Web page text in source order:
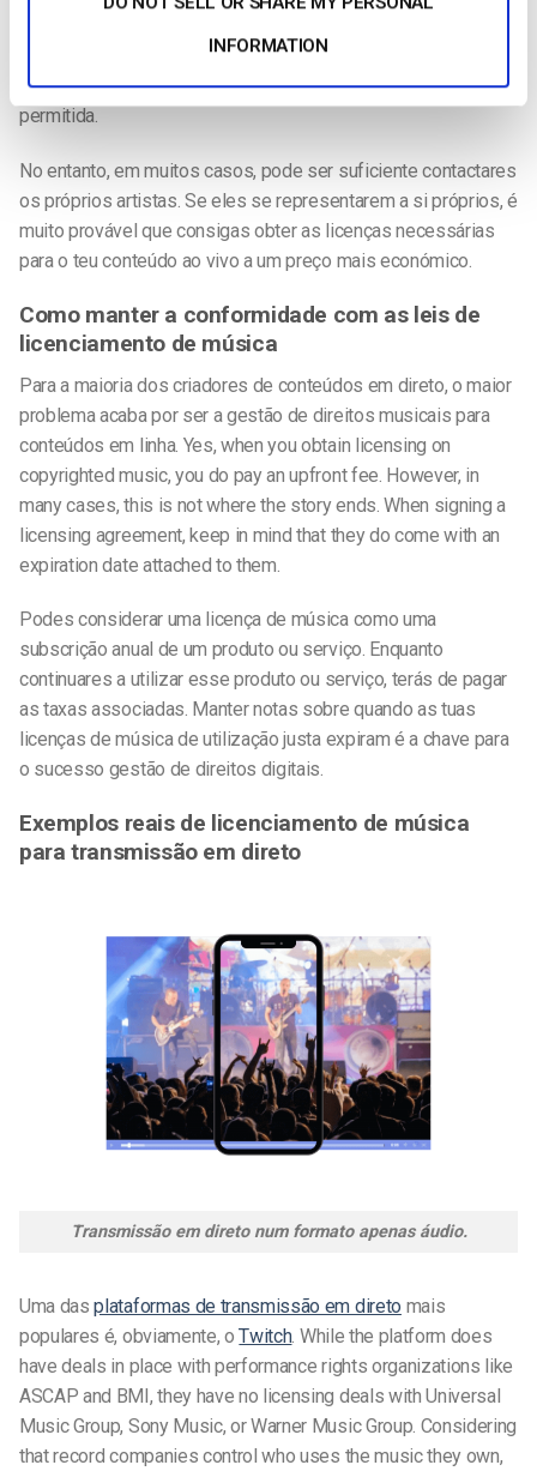
INFORMATION
parte do montante é depois paga ao criador sob a forma de
direitos de música e transmissão em diretoda faixa é
permitida.
No entanto, em muitos casos, pode ser suficiente contactares
os próprios artistas. Se eles se representarem a si próprios, é
muito provável que consigas obter as licenças necessárias
para o teu conteúdo ao vivo a um preço mais económico.
Como manter a conformidade com as leis de
licenciamento de música
Para a maioria dos criadores de conteúdos em direto, o maior
problema acaba por ser agestão de direitos musicais para
conteúdos em linha. Yes, when you obtain licensing on
copyrighted music, you do pay an upfront fee. However, in
many cases, this is not where the story ends. When signing a
licensing agreement, keep in mind that they do come with an
expiration date attached to them.
Podes considerar uma licença de música como uma
subscrição anual de um produto ou serviço. Enquanto
continuares a utilizar esse produto ou serviço, terás de pagar
as taxas associadas. Manter notas sobre quando as tuas
licenças de música de utilização justa expiram é a chave para
o sucesso gestão de direitos digitais.
Exemplos reais de licenciamento de música
para transmissão em direto
Transmissão em direto num formato apenas áudio.
Uma dasplataformas de transmissão em direto mais
populares é, obviamente, oTwitch. While the platform does
have deals in place with performance rights organizations like
ASCAP and BMI, they have no licensing deals with Universal
Music Group, Sony Music, or Warner Music Group. Considering
that record companies control who uses the music they own,